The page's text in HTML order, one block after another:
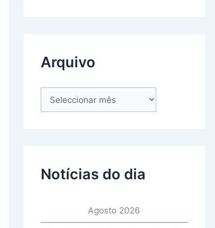
Arquivo
Notícias do dia
Agosto 2026